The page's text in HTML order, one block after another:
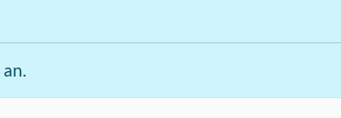
an.